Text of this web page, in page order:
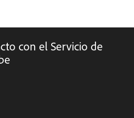
con el Servicio de